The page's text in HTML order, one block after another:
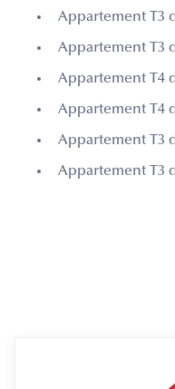
Appartement T3
Appartement T3
Appartement T4
Appartement T4
Appartement T3
Appartement T3